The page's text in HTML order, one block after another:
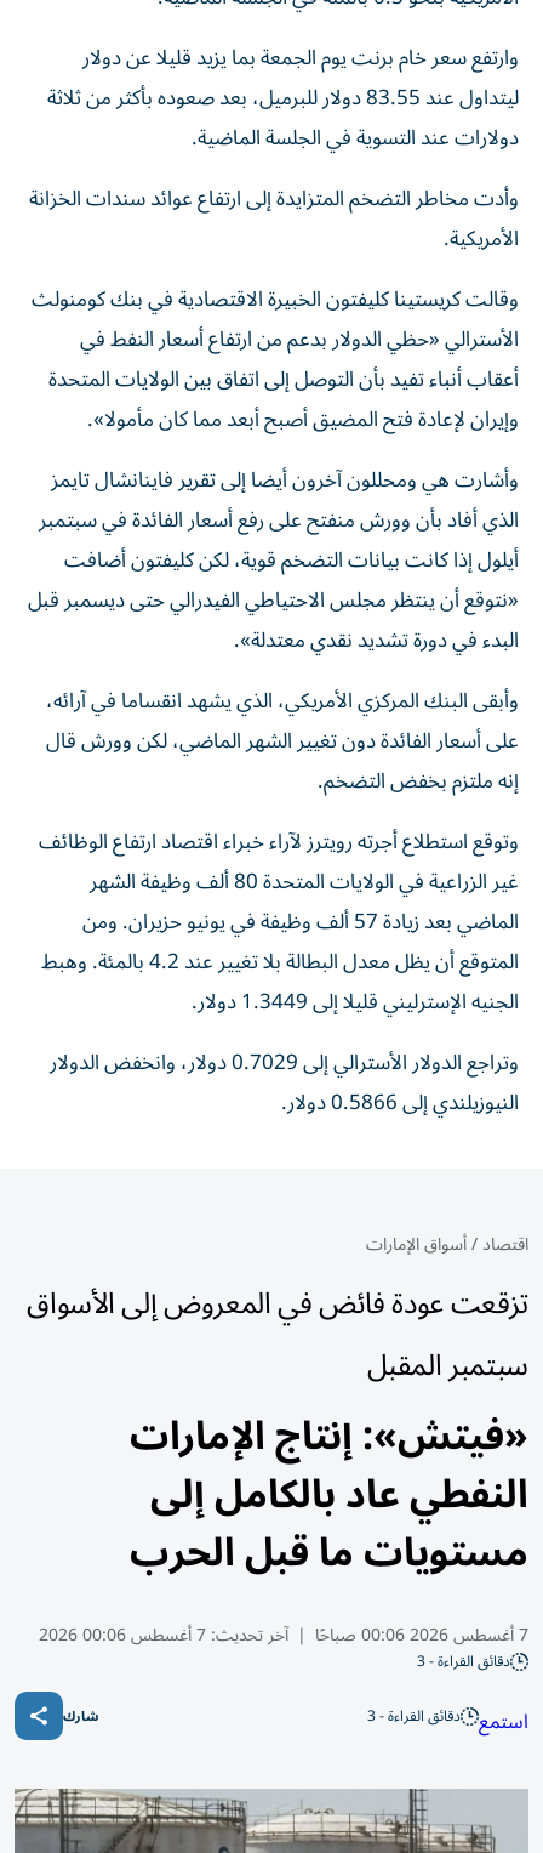
وارتفع سعر خام برنت يوم الجمعة بما يزيد قليلا عن دولار
ليتداول عند 83.55 دولار للبرميل، بعد صعوده بأكثر من ثلاثة
دولارات عند التسوية في الجلسة ⁠الماضية.
وأدت مخاطر التضخم المتزايدة إلى ارتفاع عوائد سندات الخزانة
الأمريكية.
وقالت كريستينا كليفتون الخبيرة الاقتصادية في بنك كومنولث
الأسترالي «حظي الدولار بدعم من ارتفاع أسعار النفط في
أعقاب أنباء تفيد بأن التوصل ​إلى اتفاق ‌بين الولايات المتحدة
وإيران لإعادة فتح المضيق أصبح أبعد مما كان مأمولا».
وأشارت ‌هي ومحللون آخرون أيضا إلى تقرير فاينانشال تايمز
الذي أفاد بأن وورش منفتح على رفع أسعار الفائدة في سبتمبر
أيلول إذا كانت بيانات التضخم قوية، لكن كليفتون أضافت
«نتوقع أن ‌ينتظر مجلس الاحتياطي الفيدرالي حتى ‌ديسمبر قبل
البدء في دورة تشديد ⁠نقدي معتدلة».
وأبقى البنك المركزي الأمريكي، الذي يشهد انقساما في آرائه،
على أسعار الفائدة ‌دون تغيير الشهر الماضي، لكن وورش قال
إنه ملتزم بخفض التضخم.
وتوقع استطلاع أجرته رويترز لآراء خبراء اقتصاد ارتفاع الوظائف
غير الزراعية في الولايات ⁠المتحدة 80 ألف وظيفة الشهر
الماضي بعد زيادة 57 ألف وظيفة ​في يونيو حزيران. ومن
المتوقع أن يظل معدل البطالة بلا تغيير عند 4.2 بالمئة. وهبط
الجنيه الإسترليني قليلا إلى 1.3449 دولار.
وتراجع الدولار الأسترالي إلى 0.7029 ⁠دولار، وانخفض الدولار
النيوزيلندي إلى 0.5866 دولار.
اقتصاد/أسواق الإمارات
تزقعت عودة فائض في المعروض إلى الأسواق
سبتمبر المقبل
«فيتش»: إنتاج الإمارات
النفطي عاد بالكامل إلى
مستويات ما قبل الحرب
7 أغسطس 2026 00:06 صباحًا | آخر تحديث:7 أغسطس 00:06 2026
دقائق القراءة - 3
استمع دقائق القراءة - 3 شارك